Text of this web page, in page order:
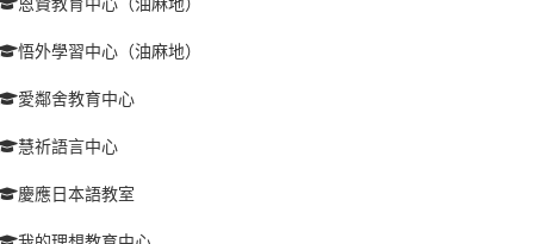
悟外學習中心（油麻地）
愛鄰舍教育中心
慧祈語言中心
慶應日本語教室